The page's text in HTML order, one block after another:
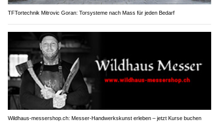
TFTortechnik Mitrovic Goran: Torsysteme nach Mass für jeden Bedarf
Wildhaus-messershop.ch: Messer-Handwerkskunst erleben – jetzt Kurse buchen